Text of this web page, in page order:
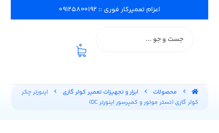
اعزام تعمیرکار فوری :: ۰۹۱۲۵۸۰۰۱۹۲
0
محصولات ابزار و تجهیزات تعمیر کولر گازی
اینورتر چکر
کولر گازی (تستر موتور و کمپرسور اینورتر DC)